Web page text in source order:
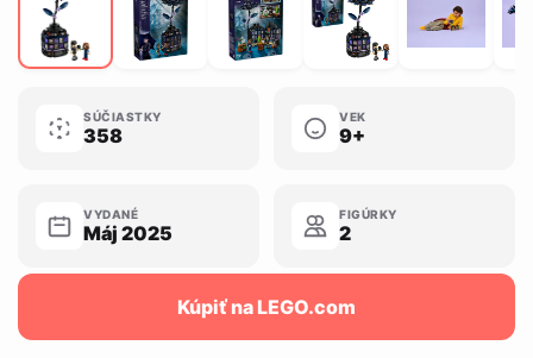
SÚČIASTKY
358
VEK
9+
VYDANÉ
Máj 2025
FIGÚRKY
2
Kúpiť na LEGO.com